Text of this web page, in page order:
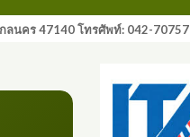
นคร 47140 โทรศัพท์: 042-